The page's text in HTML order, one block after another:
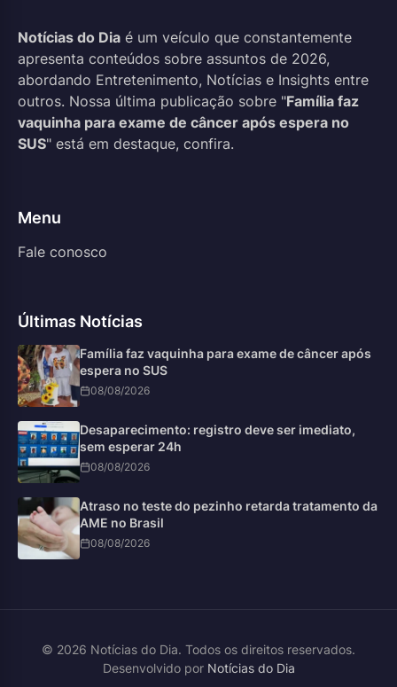
Notícias do Dia é um veículo que constantemente
apresenta conteúdos sobre assuntos de 2026,
abordando Entretenimento, Notícias e Insights entre
outros. Nossa última publicação sobre "Família faz
vaquinha para exame de câncer após espera no
SUS" está em destaque, confira.
Menu
Fale conosco
Últimas Notícias
Família faz vaquinha para exame de câncer após
espera no SUS
08/08/2026
Desaparecimento: registro deve ser imediato,
sem esperar 24h
08/08/2026
Atraso no teste do pezinho retarda tratamento da
AME no Brasil
08/08/2026
© 2026 Notícias do Dia. Todos os direitos reservados.
Desenvolvido por Notícias do Dia